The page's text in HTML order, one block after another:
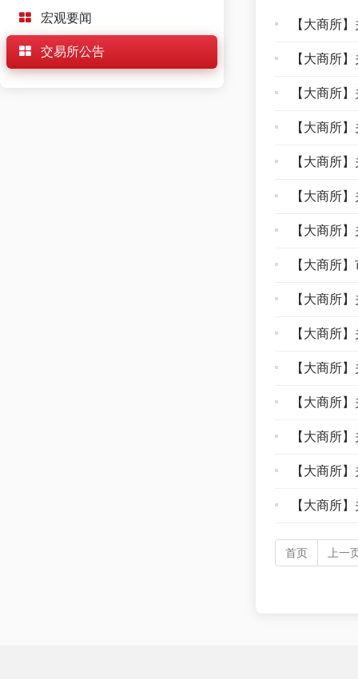
宏观要闻
交易所公告
【大商所
【大商所
【大商所
【大商所
【大商所
【大商所
【大商所
【大商所
【大商所
【大商所
【大商所
【大商所
【大商所
【大商所
【大商所
首页 上一